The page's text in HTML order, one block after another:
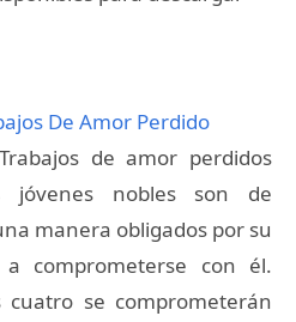
De Amor Perdido
de amor perdidos
jóvenes nobles son de
manera obligados por su
comprometerse con él.
cuatro se comprometerán